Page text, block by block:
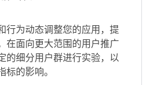
行为动态调整您的应用，提
在面向更大范围的用户推广
的细分用户群进行实验，以